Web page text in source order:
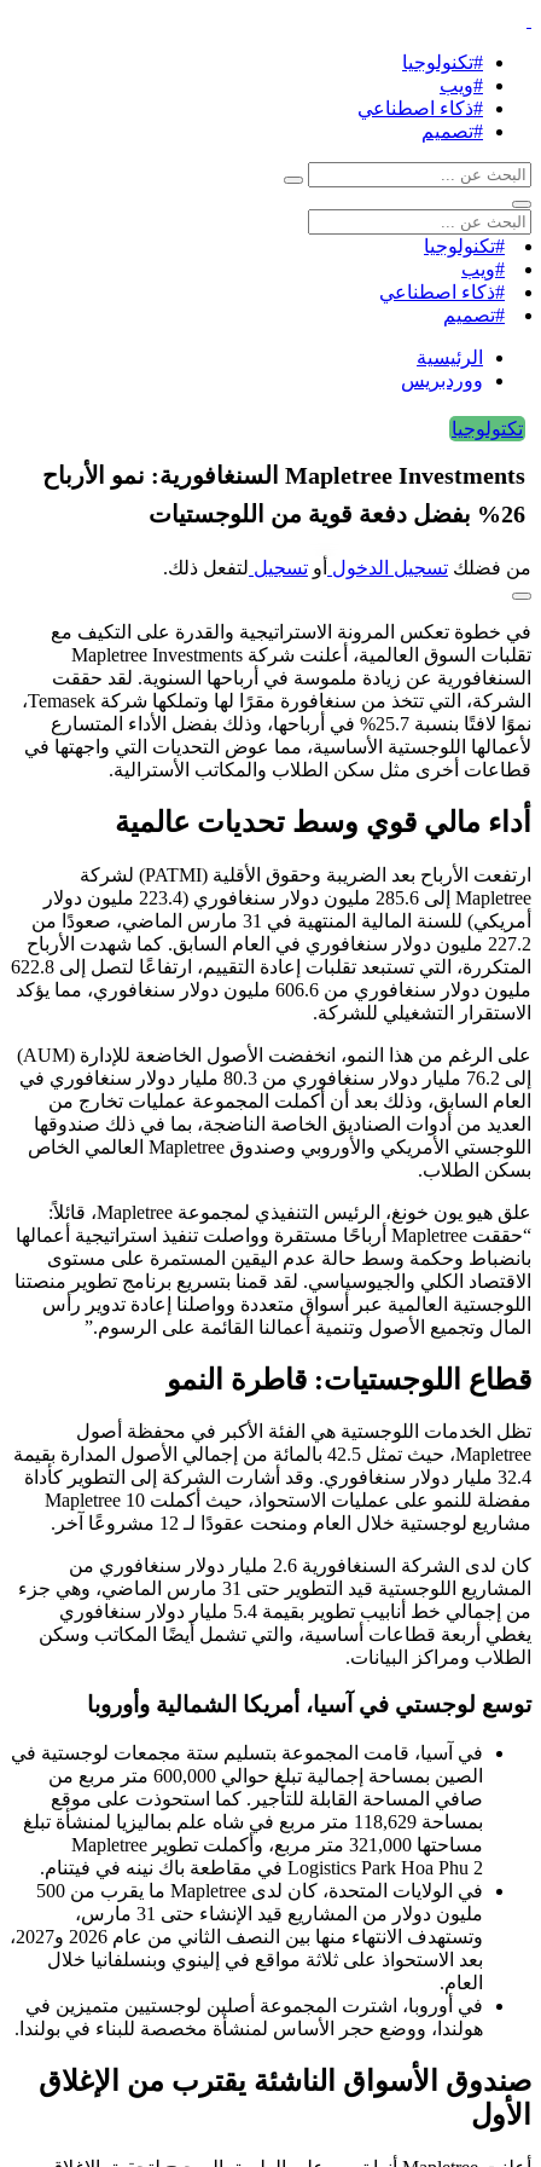
#تكنولوجيا
#ويب
#ذكاء اصطناعي
#تصميم
#تكنولوجيا
#ويب
#ذكاء اصطناعي
#تصميم
الرئيسية
ووردبريس
تكتولوجيا
Mapletree Investments السنغافورية: نمو الأرباح
26% بفضل دفعة قوية من اللوجستيات
من فضلك تسجيل الدخول أو تسجيل لتفعل ذلك.
في خطوة تعكس المرونة الاستراتيجية والقدرة على التكيف مع
تقلبات السوق العالمية، أعلنت شركة Mapletree Investments
السنغافورية عن زيادة ملموسة في أرباحها السنوية. لقد حققت
الشركة، التي تتخذ من سنغافورة مقرًا لها وتملكها شركة Temasek،
نموًا لافتًا بنسبة 25.7% في أرباحها، وذلك بفضل الأداء المتسارع
لأعمالها اللوجستية الأساسية، مما عوض التحديات التي واجهتها في
قطاعات أخرى مثل سكن الطلاب والمكاتب الأسترالية.
أداء مالي قوي وسط تحديات عالمية
ارتفعت الأرباح بعد الضريبة وحقوق الأقلية (PATMI) لشركة
Mapletree إلى 285.6 مليون دولار سنغافوري (223.4 مليون دولار
أمريكي) للسنة المالية المنتهية في 31 مارس الماضي، صعودًا من
227.2 مليون دولار سنغافوري في العام السابق. كما شهدت الأرباح
المتكررة، التي تستبعد تقلبات إعادة التقييم، ارتفاعًا لتصل إلى 622.8
مليون دولار سنغافوري من 606.6 مليون دولار سنغافوري، مما يؤكد
الاستقرار التشغيلي للشركة.
على الرغم من هذا النمو، انخفضت الأصول الخاضعة للإدارة (AUM)
إلى 76.2 مليار دولار سنغافوري من 80.3 مليار دولار سنغافوري في
العام السابق، وذلك بعد أن أكملت المجموعة عمليات تخارج من
العديد من أدوات الصناديق الخاصة الناضجة، بما في ذلك صندوقها
اللوجستي الأمريكي والأوروبي وصندوق Mapletree العالمي الخاص
بسكن الطلاب.
علق هيو يون خونغ، الرئيس التنفيذي لمجموعة Mapletree، قائلاً:
“حققت Mapletree أرباحًا مستقرة وواصلت تنفيذ استراتيجية أعمالها
بانضباط وحكمة وسط حالة عدم اليقين المستمرة على مستوى
الاقتصاد الكلي والجيوسياسي. لقد قمنا بتسريع برنامج تطوير منصتنا
اللوجستية العالمية عبر أسواق متعددة وواصلنا إعادة تدوير رأس
المال وتجميع الأصول وتنمية أعمالنا القائمة على الرسوم.”
قطاع اللوجستيات: قاطرة النمو
تظل الخدمات اللوجستية هي الفئة الأكبر في محفظة أصول
Mapletree، حيث تمثل 42.5 بالمائة من إجمالي الأصول المدارة بقيمة
32.4 مليار دولار سنغافوري. وقد أشارت الشركة إلى التطوير كأداة
مفضلة للنمو على عمليات الاستحواذ، حيث أكملت Mapletree 10
مشاريع لوجستية خلال العام ومنحت عقودًا لـ 12 مشروعًا آخر.
كان لدى الشركة السنغافورية 2.6 مليار دولار سنغافوري من
المشاريع اللوجستية قيد التطوير حتى 31 مارس الماضي، وهي جزء
من إجمالي خط أنابيب تطوير بقيمة 5.4 مليار دولار سنغافوري
يغطي أربعة قطاعات أساسية، والتي تشمل أيضًا المكاتب وسكن
الطلاب ومراكز البيانات.
توسع لوجستي في آسيا، أمريكا الشمالية وأوروبا
في آسيا، قامت المجموعة بتسليم ستة مجمعات لوجستية في
الصين بمساحة إجمالية تبلغ حوالي 600,000 متر مربع من
صافي المساحة القابلة للتأجير. كما استحوذت على موقع
بمساحة 118,629 متر مربع في شاه علم بماليزيا لمنشأة تبلغ
مساحتها 321,000 متر مربع، وأكملت تطوير Mapletree
Logistics Park Hoa Phu 2 في مقاطعة باك نينه في فيتنام.
في الولايات المتحدة، كان لدى Mapletree ما يقرب من 500
مليون دولار من المشاريع قيد الإنشاء حتى 31 مارس،
وتستهدف الانتهاء منها بين النصف الثاني من عام 2026 و2027،
بعد الاستحواذ على ثلاثة مواقع في إلينوي وبنسلفانيا خلال
العام.
في أوروبا، اشترت المجموعة أصلين لوجستيين متميزين في
هولندا، ووضع حجر الأساس لمنشأة مخصصة للبناء في بولندا.
صندوق الأسواق الناشئة يقترب من الإغلاق
الأول